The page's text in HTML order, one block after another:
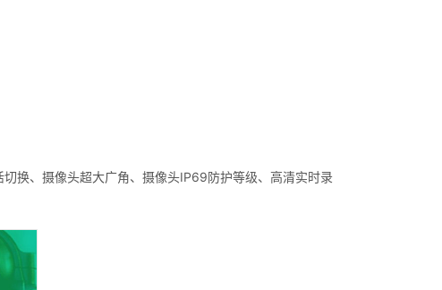
换、摄像头超大广角、摄像头IP69防护等级、高清实时录